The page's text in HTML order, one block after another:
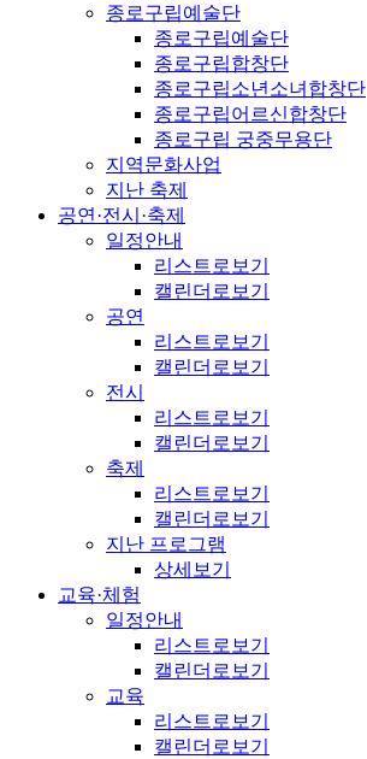
종로구립예술단
종로구립예술단
종로구립합창단
종로구립소년소녀합창단
종로구립어르신합창단
종로구립 궁중무용단
지역문화사업
지난 축제
공연·전시·축제
일정안내
리스트로보기
캘린더로보기
공연
리스트로보기
캘린더로보기
전시
리스트로보기
캘린더로보기
축제
리스트로보기
캘린더로보기
지난 프로그램
상세보기
교육·체험
일정안내
리스트로보기
캘린더로보기
교육
리스트로보기
캘린더로보기